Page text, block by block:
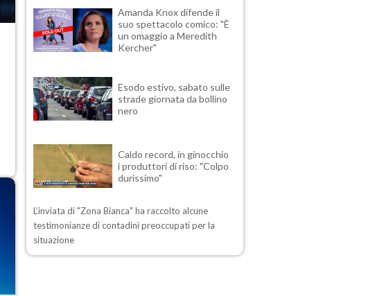
Amanda Knox difende il
suo spettacolo comico: "È
un omaggio a Meredith
Kercher"
Esodo estivo, sabato sulle
strade giornata da bollino
nero
Caldo record, in ginocchio
i produttori di riso: "Colpo
durissimo"
L’inviata di "Zona Bianca" ha raccolto alcune
testimonianze di contadini preoccupati per la
situazione